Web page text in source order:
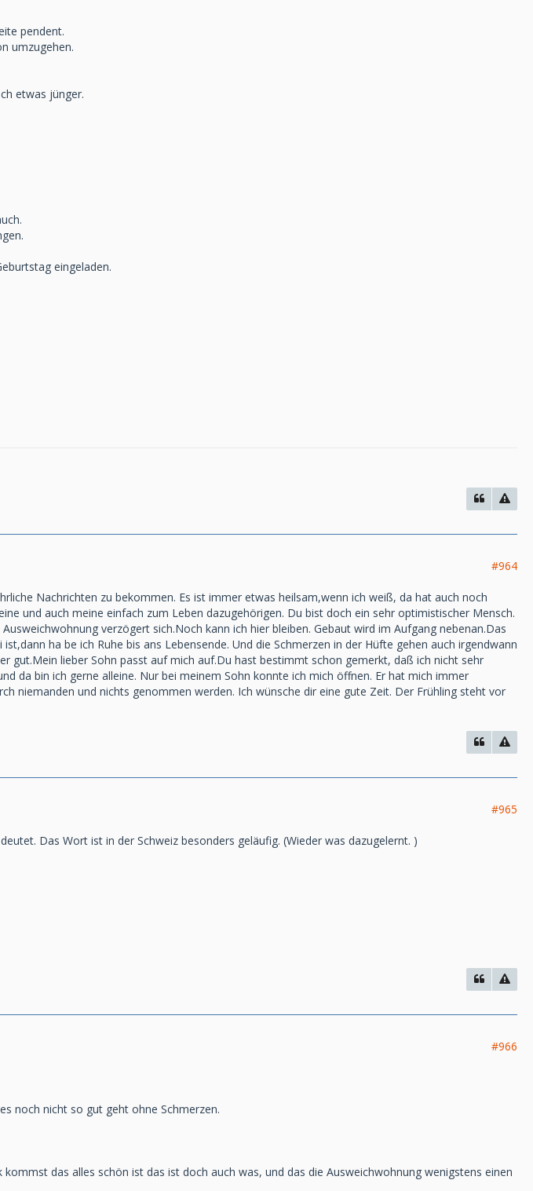
pendent.
umzugehen.
etwas jünger.
eingeladen.
#964
Nachrichten zu bekommen. Es ist immer etwas heilsam,wenn ich weiß, da hat auch noch
und auch meine einfach zum Leben dazugehörigen. Du bist doch ein sehr optimistischer Mensch.
verzögert sich.Noch kann ich hier bleiben. Gebaut wird im Aufgang nebenan.Das
ha be ich Ruhe bis ans Lebensende. Und die Schmerzen in der Hüfte gehen auch irgendwann
gut.Mein lieber Sohn passt auf mich auf.Du hast bestimmt schon gemerkt, daß ich nicht sehr
da bin ich gerne alleine. Nur bei meinem Sohn konnte ich mich öffnen. Er hat mich immer
niemanden und nichts genommen werden. Ich wünsche dir eine gute Zeit. Der Frühling steht vor
#965
Das Wort ist in der Schweiz besonders geläufig. (Wieder was dazugelernt. )
#966
noch nicht so gut geht ohne Schmerzen.
das alles schön ist das ist doch auch was, und das die Ausweichwohnung wenigstens einen